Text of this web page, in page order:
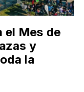
el Mes de
y
la